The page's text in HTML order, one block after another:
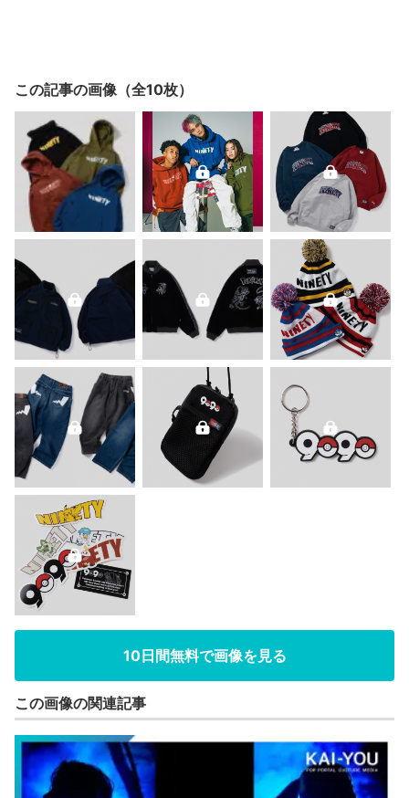
この記事の画像（全10枚）
10日間無料で画像を見る
この画像の関連記事